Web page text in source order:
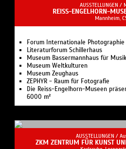
AUSSTELLUNGEN /
REISS-ENGELHORN-
Mannheim,
Forum Internationale Photographie
Literaturforum Schillerhaus
Museum Bassermannhaus für
Museum Weltkulturen
Museum Zeughaus
ZEPHYR - Raum für Fotografie
Die Reiss-Engelhorn-Museen
6000 m²
AUSSTELLUNGEN /
ZKM ZENTRUM FÜR KUNST